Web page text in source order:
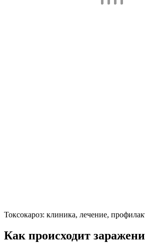
Токсокароз: клиника, лечение,
Как происходит